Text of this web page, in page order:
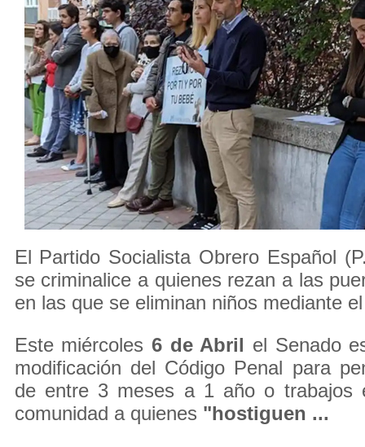
El Partido Socialista Obrero Español
se criminalice a quienes rezan a las
en las que se eliminan niños mediante
Este miércoles 6 de Abril el Senado
modificación del Código Penal para
de entre 3 meses a 1 año o trabajos
comunidad a quienes "hostiguen ...